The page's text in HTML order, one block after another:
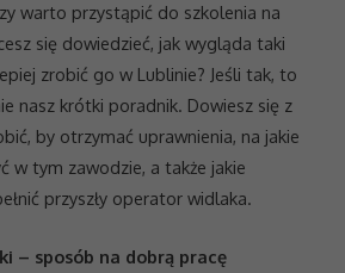
warto przystąpić do szkolenia na
się dowiedzieć, jak wygląda taki
zrobić go w Lublinie? Jeśli tak, to
nasz krótki poradnik. Dowiesz się z
by otrzymać uprawnienia, na jakie
w tym zawodzie, a także jakie
przyszły operator widlaka.
– sposób na dobrą pracę